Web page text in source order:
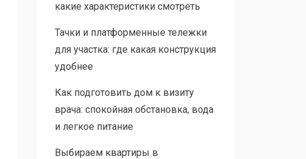
какие характеристики смотреть
Тачки и платформенные тележки
для участка: где какая конструкция
удобнее
Как подготовить дом к визиту
врача: спокойная обстановка, вода
и легкое питание
Выбираем квартиры в